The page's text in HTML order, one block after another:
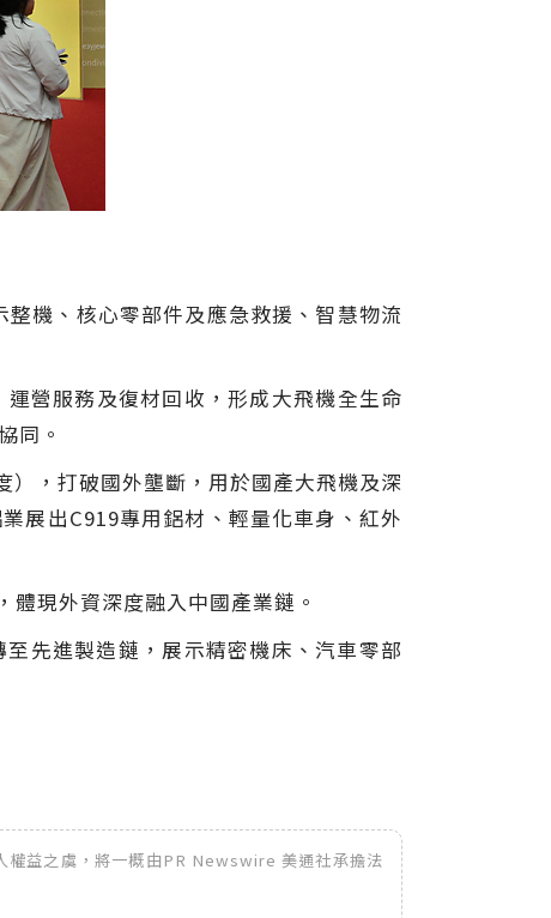
機、核心零部件及應急救援、智慧物流
營服務及復材回收，形成大飛機全生命
同。
，打破國外壟斷，用於國產大飛機及深
展出C919專用鋁材、輕量化車身、紅外
現外資深度融入中國產業鏈。
先進製造鏈，展示精密機床、汽車零部
權益之虞，將一概由PR Newswire 美通社承擔法